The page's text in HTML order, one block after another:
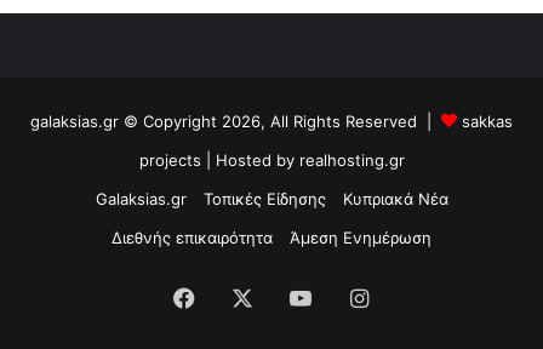
galaksias.gr © Copyright 2026, All Rights Reserved |
sakkas
projects | Hosted by realhosting.gr
Galaksias.gr
Τοπικές Είδησης
Κυπριακά Νέα
Διεθνής επικαιρότητα
Άμεση Ενημέρωση
Facebook YouTubeInstagram